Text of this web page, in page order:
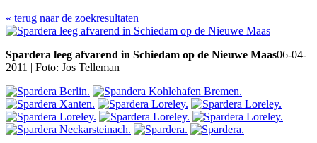
« terug naar de zoekresultaten
Spardera leeg afvarend in Schiedam op de Nieuwe Maas06-04-
2011 | Foto: Jos Telleman